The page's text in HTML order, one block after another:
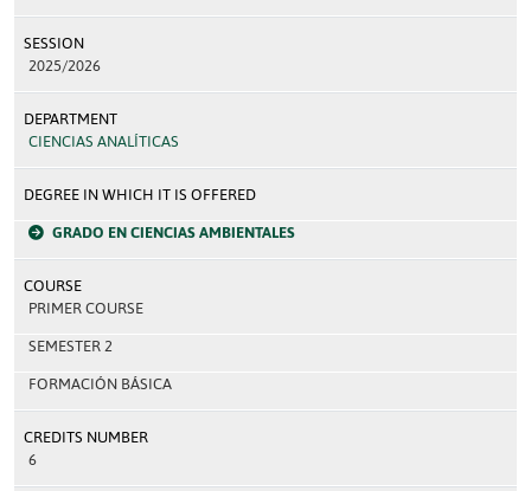
SESSION
2025/2026
DEPARTMENT
CIENCIAS ANALÍTICAS
DEGREE IN WHICH IT IS OFFERED
GRADO EN CIENCIAS AMBIENTALES
COURSE
PRIMER COURSE
SEMESTER 2
FORMACIÓN BÁSICA
CREDITS NUMBER
6